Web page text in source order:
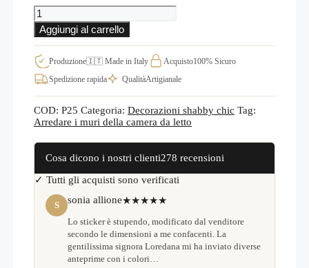
Arredo
shabby
chic
pannelli
murali
in
legno
P25
quantità
Aggiungi al carrello
Produzione🇮🇹 Made in Italy Acquisto100% Sicuro
Spedizione rapida
QualitàArtigianale
COD: P25 Categoria: Decorazioni shabby chic Tag:
Arredare i muri della camera da letto
Cosa dicono i nostri clienti278 recensioni
✓ Tutti gli acquisti sono verificati
S sonia allione★★★★★
Lo sticker è stupendo, modificato dal venditore
secondo le dimensioni a me confacenti. La
gentilissima signora Loredana mi ha inviato diverse
anteprime con i colori…